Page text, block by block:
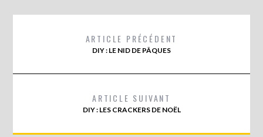
ARTICLE PRÉCÉDENT
DIY : LE NID DE PÂQUES
ARTICLE SUIVANT
DIY : LES CRACKERS DE NOËL